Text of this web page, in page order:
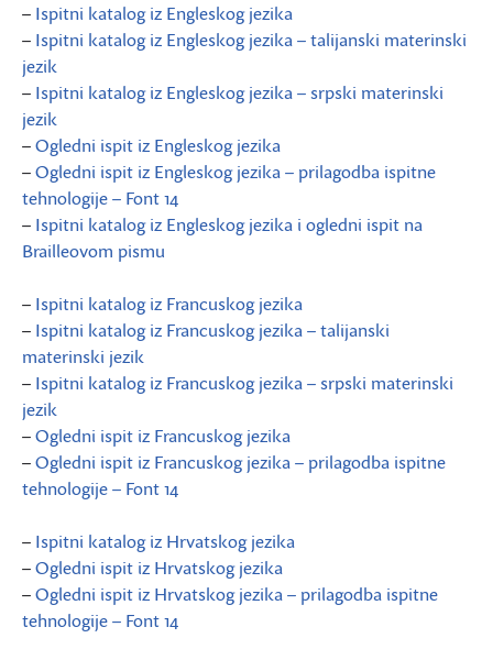
– Ispitni katalog iz Engleskog jezika
– Ispitni katalog iz Engleskog jezika – talijanski materinski
jezik
– Ispitni katalog iz Engleskog jezika – srpski materinski
jezik
–Ogledni ispit iz Engleskog jezika
–Ogledni ispit iz Engleskog jezika – prilagodba ispitne
tehnologije – Font 14
– Ispitni katalog iz Engleskog jezika i ogledni ispit na
Brailleovom pismu
– Ispitni katalog iz Francuskog jezika
– Ispitni katalog iz Francuskog jezika – talijanski
materinski jezik
– Ispitni katalog iz Francuskog jezika – srpski materinski
jezik
–Ogledni ispit iz Francuskog jezika
–Ogledni ispit iz Francuskog jezika – prilagodba ispitne
tehnologije – Font 14
– Ispitni katalog iz Hrvatskog jezika
–Ogledni ispit iz Hrvatskog jezika
–Ogledni ispit iz Hrvatskog jezika – prilagodba ispitne
tehnologije – Font 14